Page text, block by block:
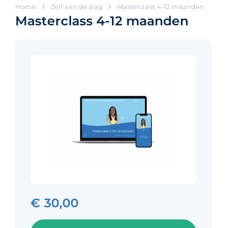
Home Zelf aan de slag Masterclass 4-12 maanden
Masterclass 4-12 maanden
€ 30,00